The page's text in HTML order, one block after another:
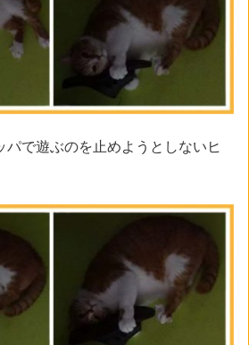
パで遊ぶのを止めようとしないヒ